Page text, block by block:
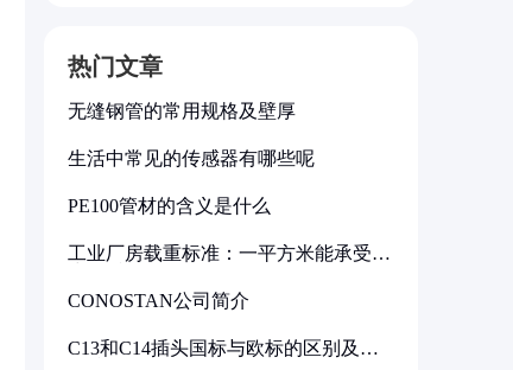
热门文章
无缝钢管的常用规格及壁厚
生活中常见的传感器有哪些呢
PE100管材的含义是什么
工业厂房载重标准：一平方米能承受多
CONOSTAN公司简介
C13和C14插头国标与欧标的区别及其